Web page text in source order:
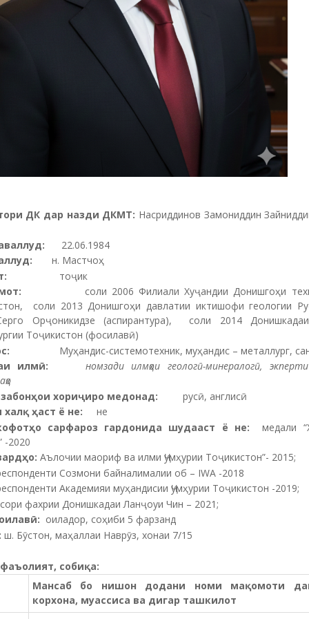
ДК дар назди ДКМТ: Насриддинов Замониддин
22.06.1984
н. Мастчоҳ
тоҷик
соли 2006 Филиали Хуҷандии Донишгоҳи
соли 2013 Донишгоҳи давлатии иктишофи геологии
Орҷоникидзе (аспирантура), соли 2014
Тоҷикистон (фосилавӣ)
Муҳандис-системотехник, муҳандис – металлург,
илмӣ:
номзади илмҳои геологӣ-минералогӣ, экперти
хориҷиро медонад: русӣ, англисӣ
ҳаст ё не:
не
сарфароз гардонида шудааст ё не: медали
-2020
Аълочии маориф ва илми Ҷумҳурии Тоҷикистон”- 2015;
Созмони байналималии об – IWA -2018
Академияи муҳандисии Ҷумҳурии Тоҷикистон -2019;
фахрии Донишкадаи Ланҷоуи Чин – 2021;
оиладор, соҳиби 5 фарзанд
ш. Бӯстон, маҳаллаи Наврӯз, хонаи 7/15
собиқа:
Мансаб бо нишон додани номи мақомоти
корхона, муассиса ва дигар ташкилот